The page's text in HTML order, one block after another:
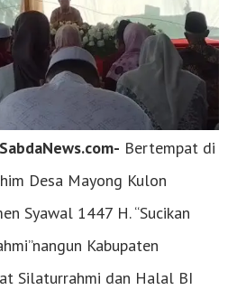
Bertempat di
Desa Mayong Kulon
Syawal 1447 H. “Sucikan
Kabupaten
Silaturrahmi dan Halal BI